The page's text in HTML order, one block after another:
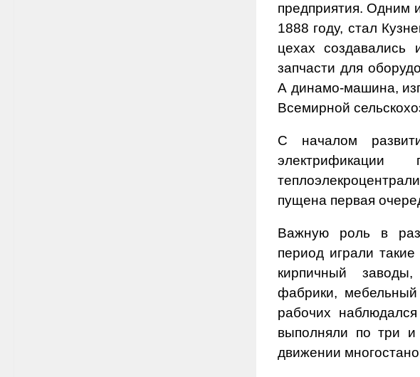
предприятия. Одним
1888 году, стал
цехах создавались
запчасти для
А динамо-машина,
Всемирной
С началом
пущена первая
Важную роль в
период играли
кирпичный
фабрики,
рабочих
выполняли по три и
движении